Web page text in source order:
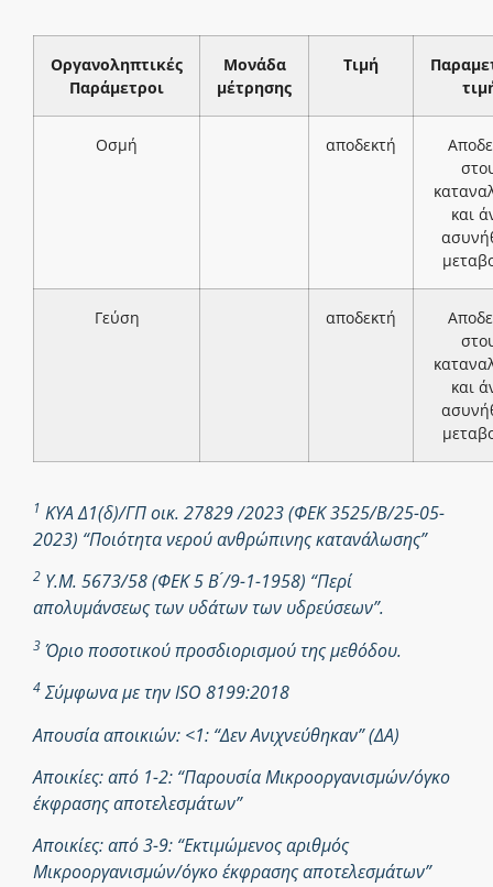
Οργανοληπτικές
Παράμετροι
Μονάδα
μέτρησης
Τιμή
Οσμή αποδεκτή
και
Γεύση αποδεκτή
και
1 ΚΥΑ Δ1(δ)/ΓΠ οικ. 27829 /2023 (ΦΕΚ 3525/Β/25-05-
2023) “Ποιότητα νερού ανθρώπινης κατανάλωσης”
2 Υ.Μ. 5673/58 (ΦΕΚ 5 Β ́/9-1-1958) “Περί
απολυμάνσεως των υδάτων των υδρεύσεων”.
3 Όριο ποσοτικού προσδιορισμού της μεθόδου.
4Σύμφωνα με την ISO 8199:2018
Απουσία αποικιών: <1: “Δεν Ανιχνεύθηκαν” (ΔΑ)
Αποικίες: από 1-2: “Παρουσία Μικροοργανισμών/όγκο
έκφρασης αποτελεσμάτων”
Αποικίες: από 3-9: “Εκτιμώμενος αριθμός
Μικροοργανισμών/όγκο έκφρασης αποτελεσμάτων”